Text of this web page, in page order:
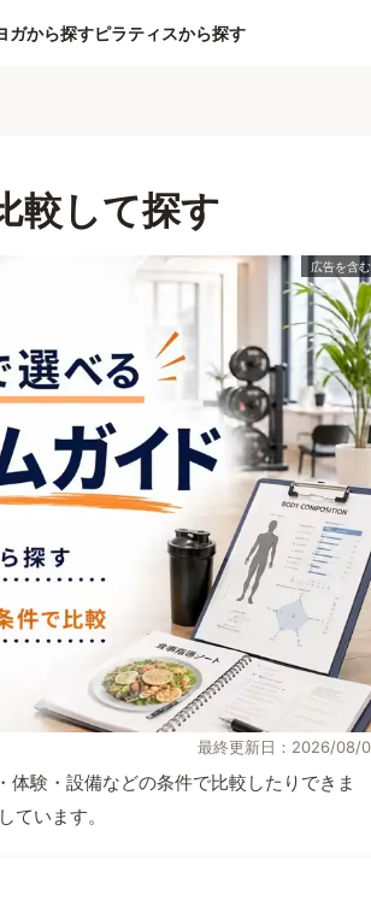
ガから探すピラティスから探す
較して探す
最終更新日：2026/08/
験・設備などの条件で比較したりできま
ています。